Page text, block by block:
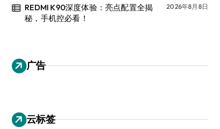
REDMI K90深度体验：亮点配置全揭
秘，手机控必看！
2026年8月8日
广告
云标签